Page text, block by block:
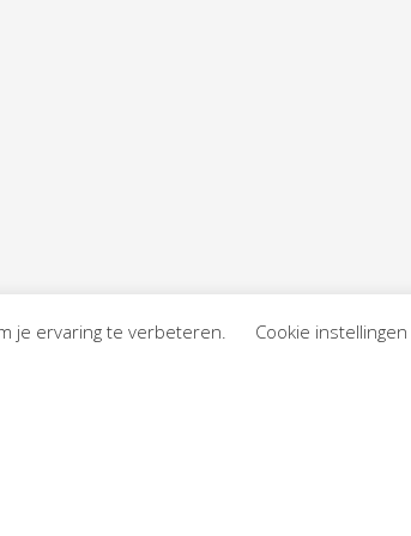
je ervaring te verbeteren. Cookie instellingen